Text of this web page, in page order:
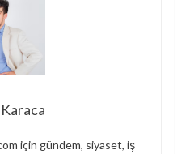
için gündem, siyaset, iş